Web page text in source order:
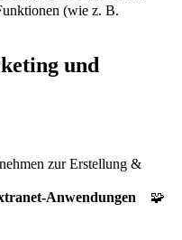
(wie z. B.
und
zur Erstellung &
Anwendungen 🧩